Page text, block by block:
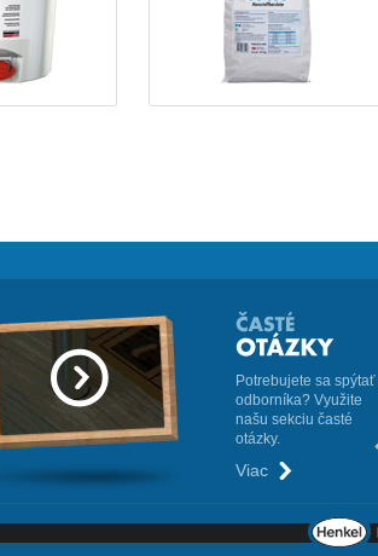
Potrebujete sa spýtať
odborníka? Využite
našu sekciu časté
otázky.
Viac